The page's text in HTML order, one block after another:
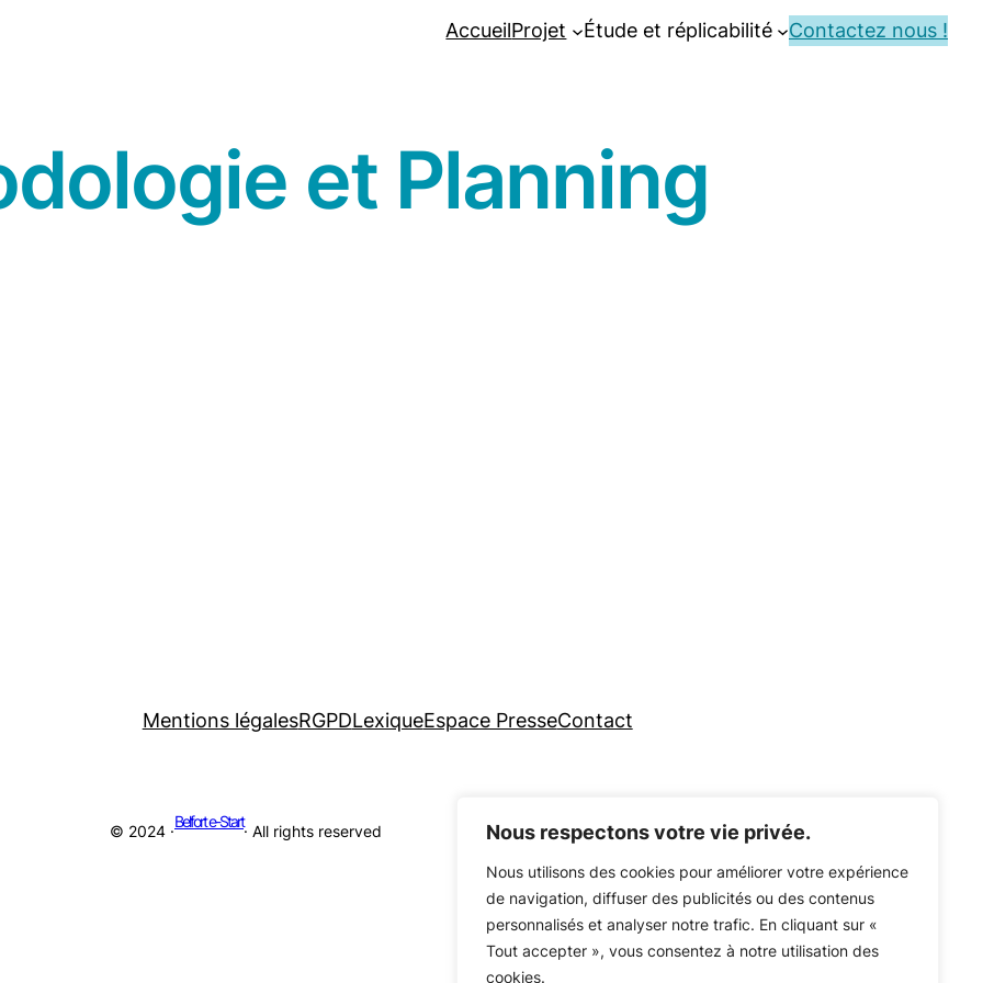
Nous respectons votre vie privée.
Nous utilisons des cookies pour améliorer votre expérience
de navigation, diffuser des publicités ou des contenus
personnalisés et analyser notre trafic. En cliquant sur «
Tout accepter », vous consentez à notre utilisation des
cookies.
AccueilProjet Étude et réplicabilité Contactez nous !
et Planning
Mentions légalesRGPDLexiqueEspace PresseContact
© 2024 ·
Belfort e-Start
· All rights reserved